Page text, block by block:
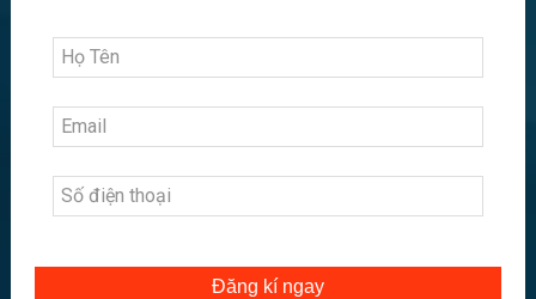
Đăng kí ngay